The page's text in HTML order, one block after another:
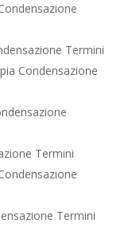
Termini
Condensazione
Termini
Termini